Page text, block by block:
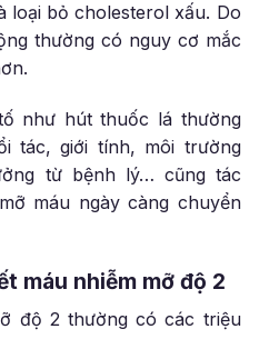
loại bỏ cholesterol xấu. Do
thường có nguy cơ mắc
như hút thuốc lá thường
tác, giới tính, môi trường
từ bệnh lý… cũng tác
máu ngày càng chuyển
máu nhiễm mỡ độ 2
độ 2 thường có các triệu